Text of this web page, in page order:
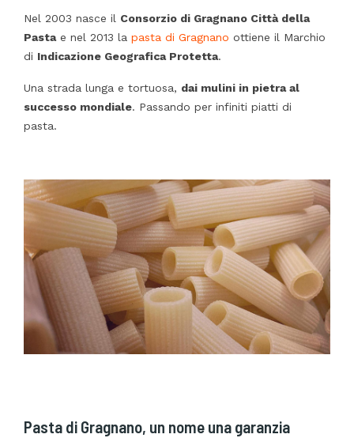
Nel 2003 nasce il Consorzio di Gragnano Città della
Pastae nel 2013 la pasta di Gragnano ottiene il Marchio
di Indicazione Geografica Protetta.
Una strada lunga e tortuosa, dai mulini in pietra al
successo mondiale. Passando per infiniti piatti di
pasta.
Pasta di Gragnano, un nome una garanzia